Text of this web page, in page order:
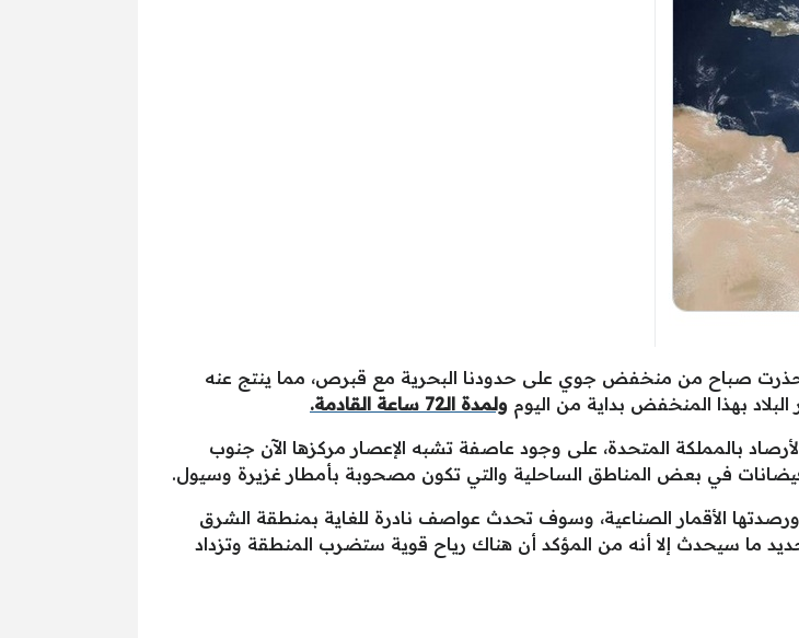
حذرت صباح من منخفض جوي على حدودنا البحرية مع قبرص، مما ينتج عنه
بهذا المنخفض بداية من اليوم ولمدة الـ72 ساعة القادمة.
بالمملكة المتحدة، على وجود عاصفة تشبه الإعصار مركزها الآن جنوب
في بعض المناطق الساحلية والتي تكون مصحوبة بأمطار غزيرة وسيول.
الأقمار الصناعية، وسوف تحدث عواصف نادرة للغاية بمنطقة الشرق
ما سيحدث إلا أنه من المؤكد أن هناك رياح قوية ستضرب المنطقة وتزداد